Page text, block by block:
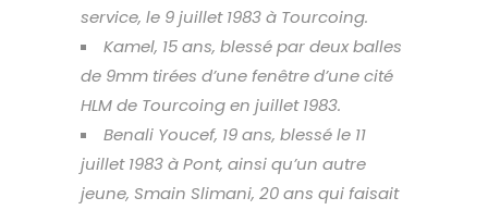
service, le 9 juillet 1983 à Tourcoing.
Kamel, 15 ans, blessé par deux balles
de 9mm tirées d’une fenêtre d’une cité
HLM de Tourcoing en juillet 1983.
Benali Youcef, 19 ans, blessé le 11
juillet 1983 à Pont, ainsi qu’un autre
jeune, Smain Slimani, 20 ans qui faisait